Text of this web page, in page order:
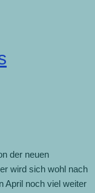
der neuen
wird sich wohl nach
April noch viel weiter